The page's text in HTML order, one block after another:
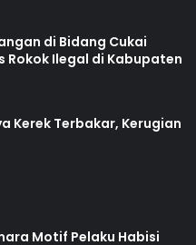
di Bidang Cukai
Rokok Ilegal di Kabupaten
Kerek Terbakar, Kerugian
Motif Pelaku Habisi